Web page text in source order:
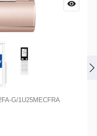
G/1U25MECFRA